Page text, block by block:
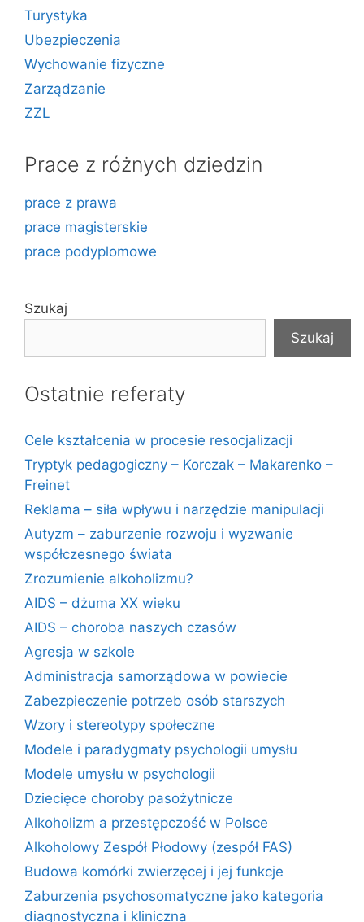
Turystyka
Ubezpieczenia
Wychowanie fizyczne
Zarządzanie
ZZL
Prace z różnych dziedzin
prace z prawa
prace magisterskie
prace podyplomowe
Szukaj
Szukaj
Ostatnie referaty
Cele kształcenia w procesie resocjalizacji
Tryptyk pedagogiczny – Korczak – Makarenko –
Freinet
Reklama – siła wpływu i narzędzie manipulacji
Autyzm – zaburzenie rozwoju i wyzwanie
współczesnego świata
Zrozumienie alkoholizmu?
AIDS – dżuma XX wieku
AIDS – choroba naszych czasów
Agresja w szkole
Administracja samorządowa w powiecie
Zabezpieczenie potrzeb osób starszych
Wzory i stereotypy społeczne
Modele i paradygmaty psychologii umysłu
Modele umysłu w psychologii
Dziecięce choroby pasożytnicze
Alkoholizm a przestępczość w Polsce
Alkoholowy Zespół Płodowy (zespół FAS)
Budowa komórki zwierzęcej i jej funkcje
Zaburzenia psychosomatyczne jako kategoria
diagnostyczna i kliniczna